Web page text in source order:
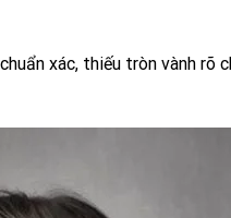
xác, thiếu tròn vành rõ